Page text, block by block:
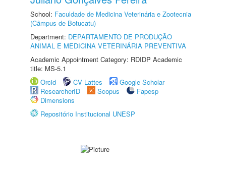
School: Faculdade de Medicina Veterinária e Zootecnia
(Câmpus de Botucatu)
Department: DEPARTAMENTO DE PRODUÇÃO
ANIMAL E MEDICINA VETERINÁRIA PREVENTIVA
Academic Appointment Category: RDIDP Academic
title: MS-5.1
Orcid
CV Lattes
Google Scholar
ResearcherID
Scopus
Fapesp
Dimensions
Repositório Institucional UNESP